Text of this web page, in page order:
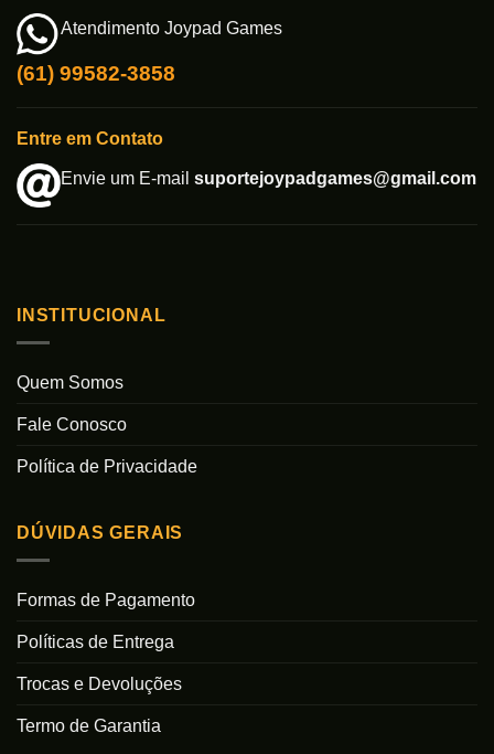
Atendimento Joypad Games
(61) 99582-3858
Entre em Contato
Envie um E-mail suportejoypadgames@gmail.com
INSTITUCIONAL
Quem Somos
Fale Conosco
Política de Privacidade
DÚVIDAS GERAIS
Formas de Pagamento
Políticas de Entrega
Trocas e Devoluções
Termo de Garantia